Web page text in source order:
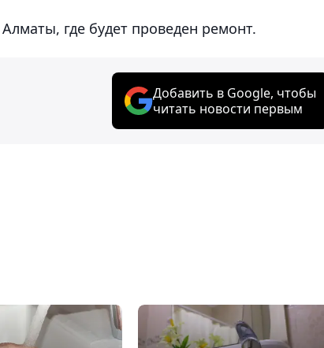
где будет проведен ремонт.
Добавить в Google, чтобы
читать новости первым